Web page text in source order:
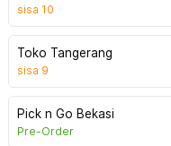
sisa 10
Toko Tangerang
sisa 9
Pick n Go Bekasi
Pre-Order